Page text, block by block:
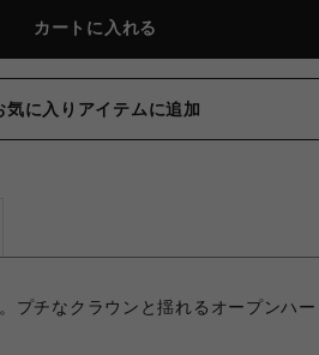
カートに入れる
気に入りアイテムに追加
プチなクラウンと揺れるオープンハ